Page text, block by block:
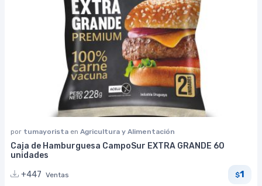
por tumayorista en Agricultura y Alimentación
Caja de Hamburguesa CampoSur EXTRA GRANDE 60
unidades
+447 Ventas $1